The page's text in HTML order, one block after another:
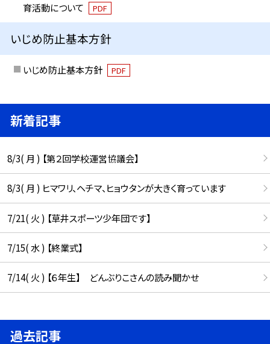
育活動について
PDF
いじめ防止基本方針
いじめ防止基本方針 PDF
新着記事
8/3( 月 ) 【第２回学校運営協議会】
8/3( 月 ) ヒマワリ、ヘチマ、ヒョウタンが大きく育っています
7/21( 火 ) 【草井スポーツ少年団です】
7/15( 水 ) 【終業式】
7/14( 火 ) 【６年生】 どんぶりこさんの読み聞かせ
過去記事